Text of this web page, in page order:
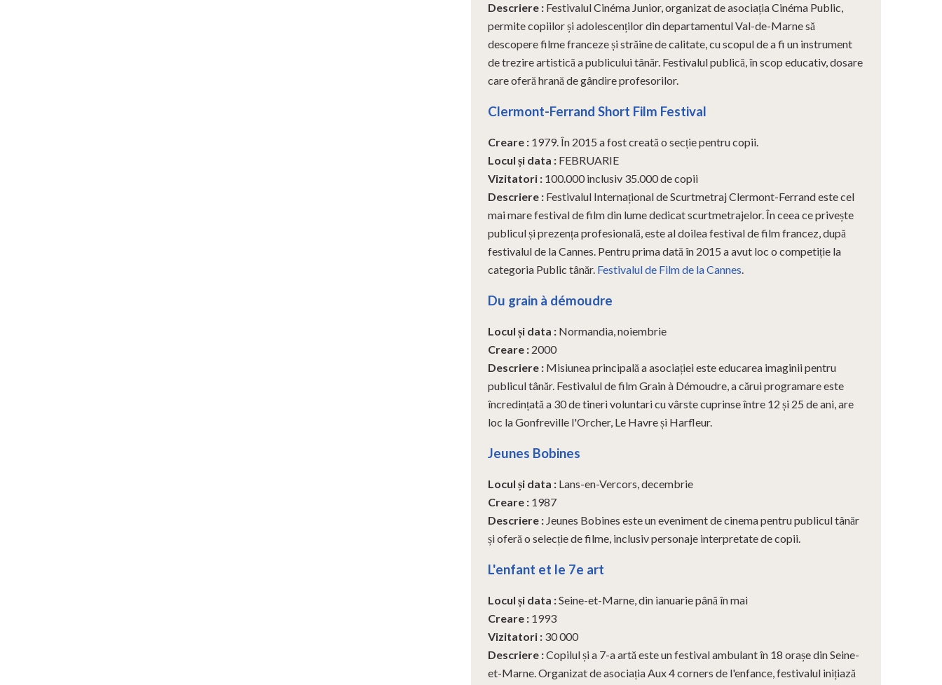
Descriere : Festivalul Cinéma Junior, organizat de asociația Cinéma Public,
permite copiilor și adolescenților din departamentul Val-de-Marne să
descopere filme franceze și străine de calitate, cu scopul de a fi un instrument
de trezire artistică a publicului tânăr. Festivalul publică, în scop educativ, dosare
care oferă hrană de gândire profesorilor.
Clermont-Ferrand Short Film Festival
Creare : 1979. În 2015 a fost creată o secție pentru copii.
Locul și data : FEBRUARIE
Vizitatori : 100.000 inclusiv 35.000 de copii
Descriere : Festivalul Internațional de Scurtmetraj Clermont-Ferrand este cel
mai mare festival de film din lume dedicat scurtmetrajelor. În ceea ce privește
publicul și prezența profesională, este al doilea festival de film francez, după
festivalul de la Cannes. Pentru prima dată în 2015 a avut loc o competiție la
categoria Public tânăr. Festivalul de Film de la Cannes.
Du grain à démoudre
Locul și data : Normandia, noiembrie
Creare : 2000
Descriere : Misiunea principală a asociației este educarea imaginii pentru
publicul tânăr. Festivalul de film Grain à Démoudre, a cărui programare este
încredințată a 30 de tineri voluntari cu vârste cuprinse între 12 și 25 de ani, are
loc la Gonfreville l'Orcher, Le Havre și Harfleur.
Jeunes Bobines
Locul și data : Lans-en-Vercors, decembrie
Creare : 1987
Descriere : Jeunes Bobines este un eveniment de cinema pentru publicul tânăr
și oferă o selecție de filme, inclusiv personaje interpretate de copii.
L'enfant et le 7e art
Locul și data :Seine-et-Marne, din ianuarie până în mai
Creare : 1993
Vizitatori : 30 000
Descriere :Copilul și a 7-a artă este un festival ambulant în 18 orașe din Seine-
et-Marne. Organizat de asociația Aux 4 corners de l'enfance, festivalul inițiază